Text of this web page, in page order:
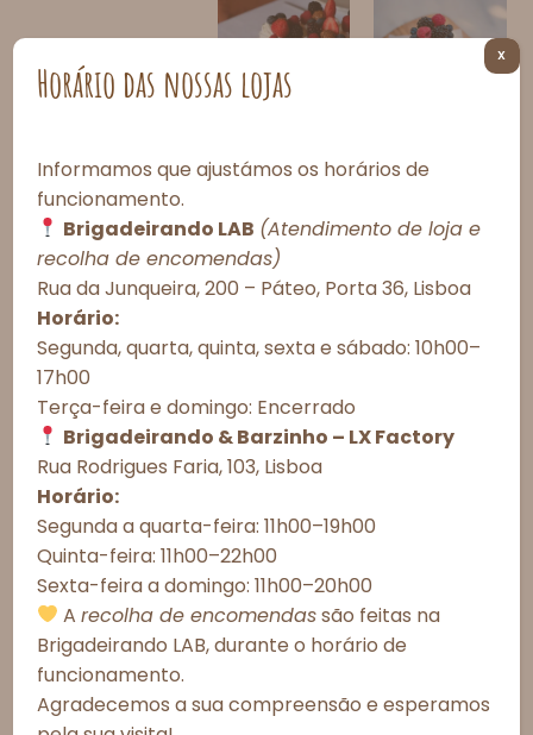
Consentimento de Cookies
Para proporcionar as melhores experiências, utilizamos tecnologias
como cookies para armazenar e/ou acessar informações do
processar dados como comportamento de navegação ou IDs únicos
neste site. A não autorização ou a retirada do consentimento podem
afetar negativamente determinados recursos e funções.
Aceitar todos
Ver preferências
Política de Cookies Política de Privacidade – Brigadeirando
s – Conjunto
de 10
30,00€
– Conjunto
de 4
24,00€
Frasco de
minibrigadei
ros
Conjunto de
Bolo Coração
46,00€–
Bolo grande
78,00€ –
Horário das nossas lojas
Informamos que ajustámos os horários de
funcionamento.
Brigadeirando LAB (Atendimento de loja e
recolha de encomendas)
Rua da Junqueira, 200 – Páteo, Porta 36, Lisboa
Horário:
Segunda, quarta, quinta, sexta e sábado: 10h00–
17h00
Terça-feira e domingo: Encerrado
Brigadeirando & Barzinho – LX Factory
Rua Rodrigues Faria, 103, Lisboa
Horário:
Segunda a quarta-feira: 11h00–19h00
Quinta-feira: 11h00–22h00
Sexta-feira a domingo: 11h00–20h00
Arecolha de encomendassão feitas na
Brigadeirando LAB, durante o horário de
funcionamento.
Agradecemos a sua compreensão e esperamos
X